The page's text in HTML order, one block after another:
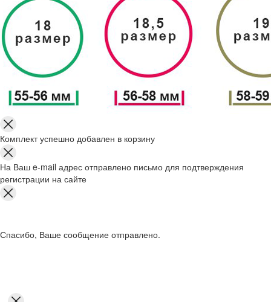
Комплект успешно добавлен в корзину
На Ваш e-mail адрес отправлено письмо для подтверждения
регистрации на сайте
Спасибо, Ваше сообщение отправлено.